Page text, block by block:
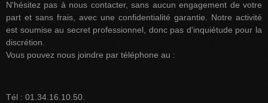
N'hésitez pas à nous contacter, sans aucun engagement de votre
part et sans frais, avec une confidentialité garantie. Notre activité
est soumise au secret professionnel, donc pas d'inquiétude pour la
discrétion.
Vous pouvez nous joindre par téléphone au :
Tél : 01.34.16.10.50.